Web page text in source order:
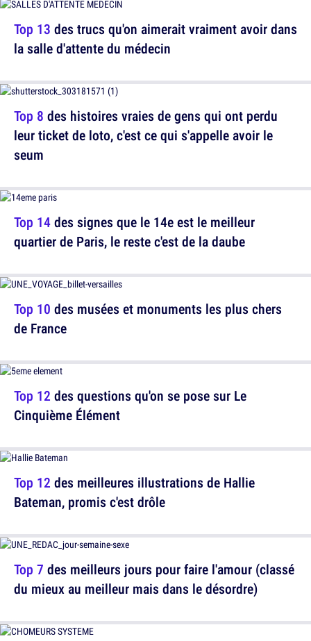
Top 8 des histoires vraies de gens qui ont perdu
leur ticket de loto, c'est ce qui s'appelle avoir le
seum
Top 10 des musées et monuments les plus chers
de France
Top 12 des meilleures illustrations de Hallie
Bateman, promis c'est drôle
Top 13 des trucs qu'on aimerait vraiment avoir dans
la salle d'attente du médecin
Top 14des signes que le 14e est le meilleur
quartier de Paris, le reste c'est de la daube
Top 12 des questions qu'on se pose sur Le
Cinquième Élément
Top 7 des meilleurs jours pour faire l'amour (classé
du mieux au meilleur mais dans le désordre)